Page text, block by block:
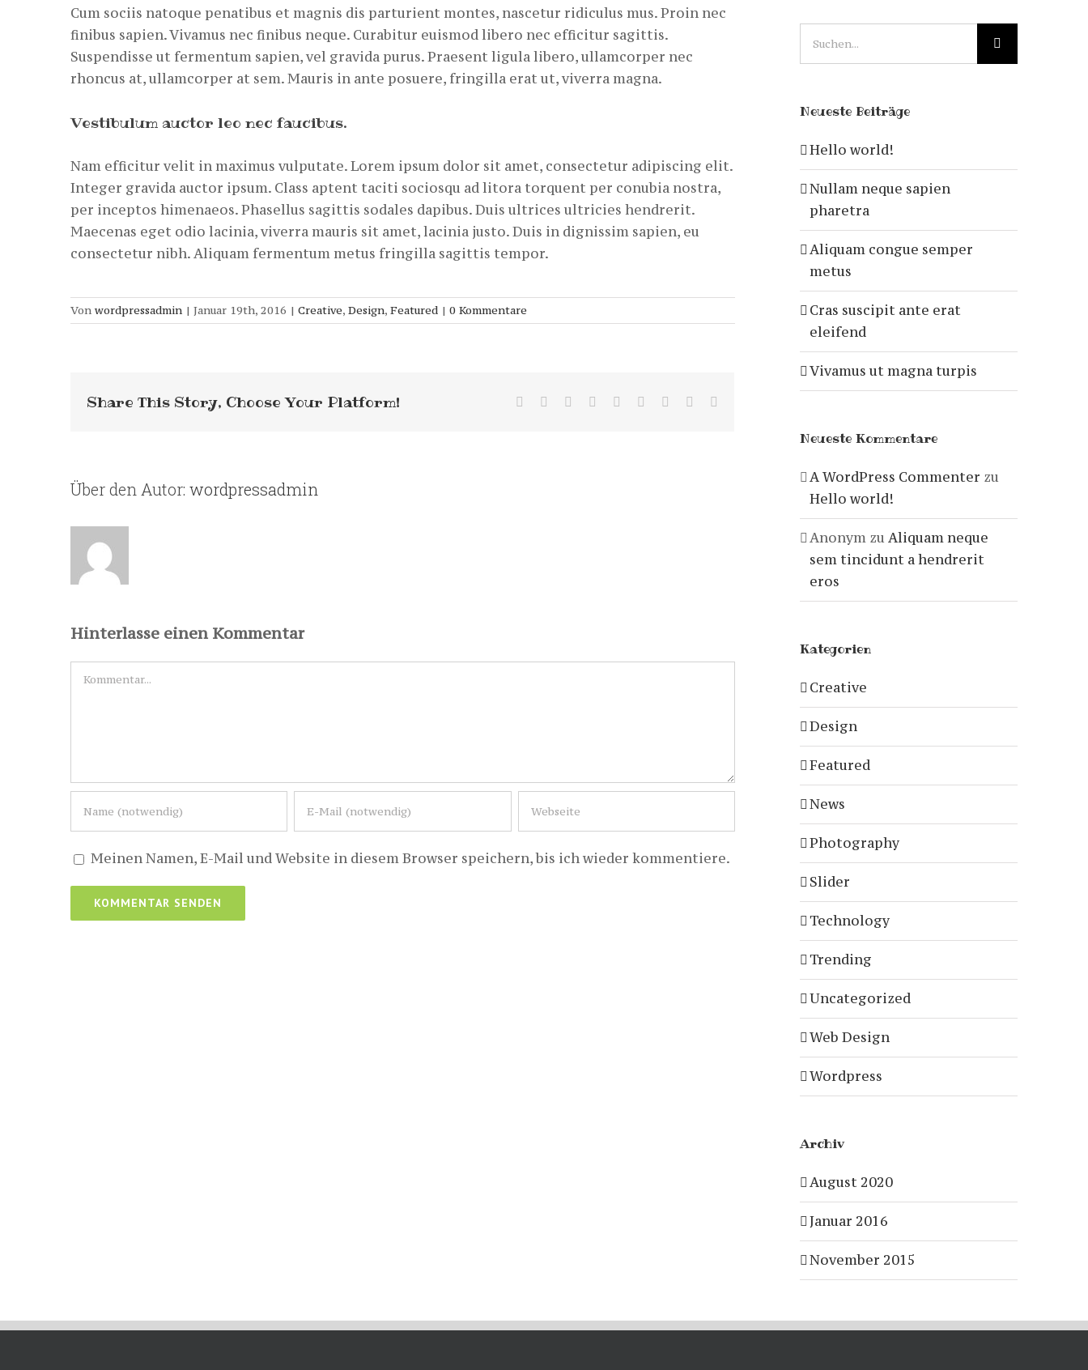
Cum sociis natoque penatibus et magnis dis parturient montes, nascetur ridiculus mus. Proin nec
finibus sapien. Vivamus nec finibus neque. Curabitur euismod libero nec efficitur sagittis.
Suspendisse ut fermentum sapien, vel gravida purus. Praesent ligula libero, ullamcorper nec
rhoncus at, ullamcorper at sem. Mauris in ante posuere, fringilla erat ut, viverra magna.
Vestibulum auctor leo nec faucibus.
Nam efficitur velit in maximus vulputate. Lorem ipsum dolor sit amet, consectetur adipiscing elit.
Integer gravida auctor ipsum. Class aptent taciti sociosqu ad litora torquent per conubia nostra,
per inceptos himenaeos. Phasellus sagittis sodales dapibus. Duis ultrices ultricies hendrerit.
Maecenas eget odio lacinia, viverra mauris sit amet, lacinia justo. Duis in dignissim sapien, eu
consectetur nibh. Aliquam fermentum metus fringilla sagittis tempor.
Von wordpressadmin | Januar 19th, 2016 | Creative, Design, Featured | 0 Kommentare
Share This Story, Choose Your Platform! Facebook
TwitterLinkedIn
Reddit WhatsApp
TumblrPinterest
Über den Autor: wordpressadmin
Hinterlasse einen Kommentar
Meinen Namen, E-Mail und Website in diesem Browser speichern, bis ich wieder kommentiere.
Neueste Beiträge
Hello world!
Nullam neque sapien
pharetra
Aliquam congue semper
metus
Cras suscipit ante erat
eleifend
Vivamus ut magna turpis
Neueste Kommentare
A WordPress Commenter zu
Hello world!
Anonymzu Aliquam neque
sem tincidunt a hendrerit
eros
Kategorien
Creative
Design
Featured
News
Photography
Slider
Technology
Trending
Uncategorized
Web Design
Wordpress
Archiv
August 2020
Januar 2016
November 2015